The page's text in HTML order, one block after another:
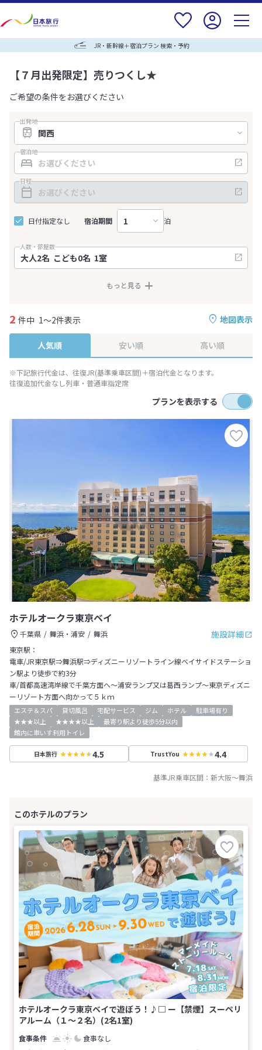
JR・新幹線＋宿泊プラン 検索・予約
【７月出発限定】売りつくし★
ご希望の条件をお選びください
出発地
宿泊地
日程
日付指定なし 宿泊期間 泊
人数・部屋数
もっと見る
地図表示
2 件中 1～2件表示
人気順 安い順 高い順
※下記旅行代金は、往復JR(基準乗車区間)＋宿泊代金となります。
往復追加代金なし列車・普通車指定席
プランを表示する
ホテルオークラ東京ベイ
施設詳細
千葉県 舞浜・浦安
舞浜
東京駅：
電車/JR東京駅⇒舞浜駅⇒ディズニーリゾートライン線ベイサイドステーショ
ン駅より徒歩で約3分
車/首都高速湾岸線で千葉方面へ～浦安ランプ又は葛西ランプ～東京ディズニ
ーリゾート方面へ向かって５ｋｍ
エステ＆スパ 貸切風呂 宅配サービス ジム ホテル
駐車場有り
★★★以上
★★★★以上
最寄り駅より徒歩5分以内
館内に車いす利用トイレ
日本旅行 4.5 TrustYou 4.4
基準JR乗車区間： 新大阪～舞浜
ホテルオークラ東京ベイで遊ぼう！♪□ ー【禁煙】スーペリ
アルーム（１～２名）(2名1室)
食事なし